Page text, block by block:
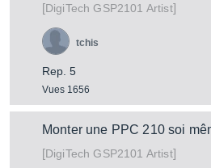
[DigiTech GSP2101 Artist]
Rep. 5
Vues 1656
tchis
Monter une PPC 210 soi
[DigiTech GSP2101 Artist]